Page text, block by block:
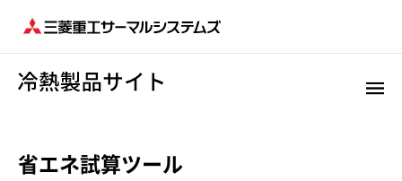
省エネ試算ツール